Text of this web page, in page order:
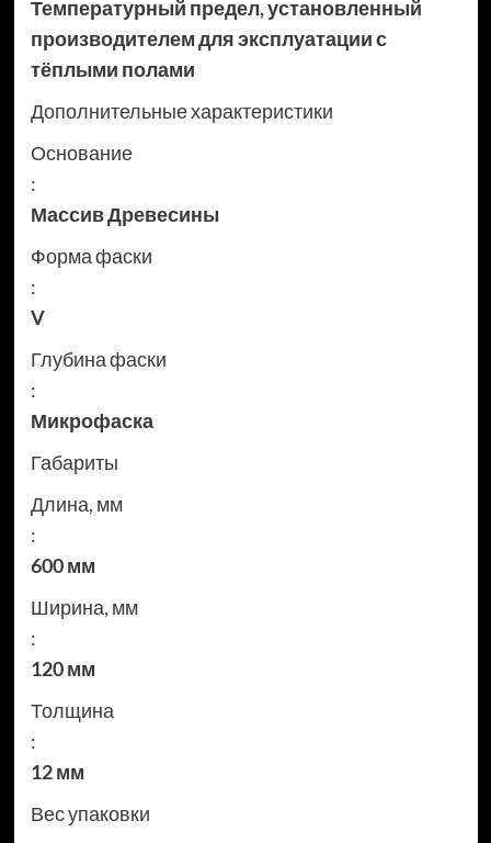
Температурный предел, установленный
производителем для эксплуатации с
тёплыми полами
Дополнительные характеристики
Основание
:
Массив Древесины
Форма фаски
:
V
Глубина фаски
:
Микрофаска
Габариты
Длина, мм
:
600 мм
Ширина, мм
:
120 мм
Толщина
:
12 мм
Вес упаковки